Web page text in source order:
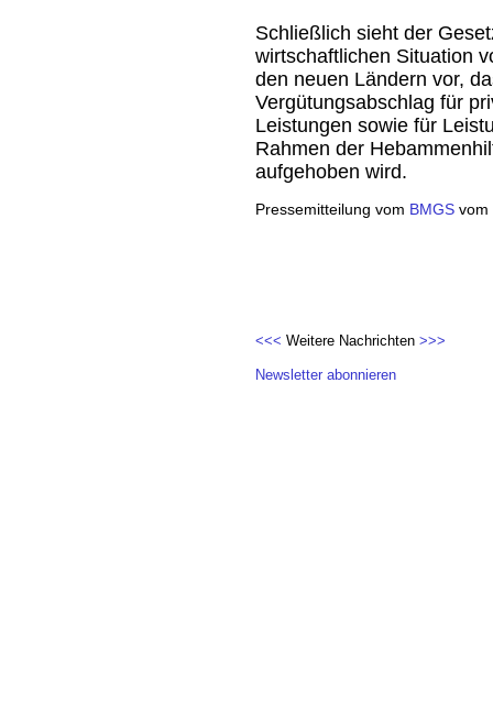
Schließlich sieht der
wirtschaftlichen Situation
den neuen Ländern vor,
Vergütungsabschlag für
Leistungen sowie für
Rahmen der
aufgehoben wird.
Pressemitteilung vom BMGS vom
<<< Weitere Nachrichten >>>
Newsletter abonnieren